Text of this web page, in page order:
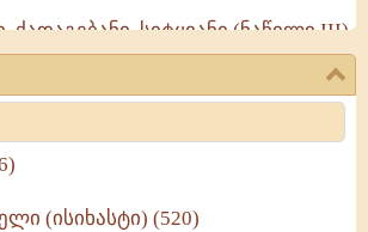
ქადაგებანი, სიტყვანი (ნაწილი III)
სასარგებლო რჩევები
(545)
ეპისკოპოსისა - II ტომი
(ისიხასტი) (520)